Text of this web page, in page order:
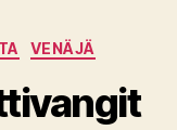
VENÄJÄ